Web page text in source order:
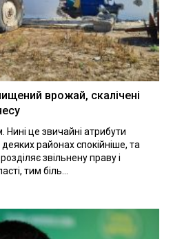
врожай, скалічені
це звичайні атрибути
районах спокійніше, та
звільнену праву і
тим біль...